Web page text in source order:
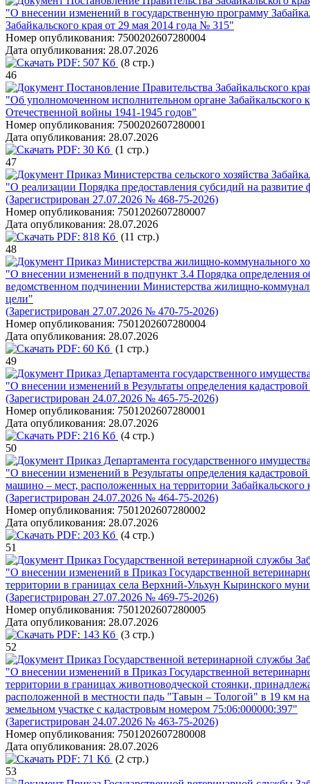
"О внесении изменений в государственную программу
Забайкальского края от 29 мая 2014 года № 315"
Номер опубликования: 7500202607280004
Дата опубликования: 28.07.2026
PDF: 507 Кб (8 стр.)
46
Постановление Правительства Забайкальского
"Об уполномоченном исполнительном органе Забайкальского
Отечественной войны 1941-1945 годов"
Номер опубликования: 7500202607280001
Дата опубликования: 28.07.2026
PDF: 30 Кб (1 стр.)
47
Приказ Министерства сельского хозяйства
"О реализации Порядка предоставления субсидий на развитие
(Зарегистрирован 27.07.2026 № 468-75-2026)
Номер опубликования: 7501202607280007
Дата опубликования: 28.07.2026
PDF: 818 Кб (11 стр.)
48
Приказ Министерства жилищно-коммунального
"О внесении изменений в подпункт 3.4 Порядка определения
ведомственном подчинении Министерства жилищно-
цели"
(Зарегистрирован 27.07.2026 № 470-75-2026)
Номер опубликования: 7501202607280004
Дата опубликования: 28.07.2026
PDF: 60 Кб (1 стр.)
49
Приказ Департамента государственного
"О внесении изменений в Результаты определения
(Зарегистрирован 24.07.2026 № 465-75-2026)
Номер опубликования: 7501202607280001
Дата опубликования: 28.07.2026
PDF: 216 Кб (4 стр.)
50
Приказ Департамента государственного
"О внесении изменений в Результаты определения
машино – мест, расположенных на территории Забайкальского
(Зарегистрирован 24.07.2026 № 464-75-2026)
Номер опубликования: 7501202607280002
Дата опубликования: 28.07.2026
PDF: 203 Кб (4 стр.)
51
Приказ Государственной ветеринарной службы
"О внесении изменений в Приказ Государственной
территории в границах села Верхний-Ульхун Кыринского
(Зарегистрирован 27.07.2026 № 469-75-2026)
Номер опубликования: 7501202607280005
Дата опубликования: 28.07.2026
PDF: 143 Кб (3 стр.)
52
Приказ Государственной ветеринарной службы
"О внесении изменений в Приказ Государственной
территории в границах животноводческой стоянки,
расположенной в местности падь "Тавын – Тологой" в 19 км на
земельном участке с кадастровым номером 75:06:000000:397"
(Зарегистрирован 24.07.2026 № 463-75-2026)
Номер опубликования: 7501202607280008
Дата опубликования: 28.07.2026
PDF: 71 Кб (2 стр.)
53